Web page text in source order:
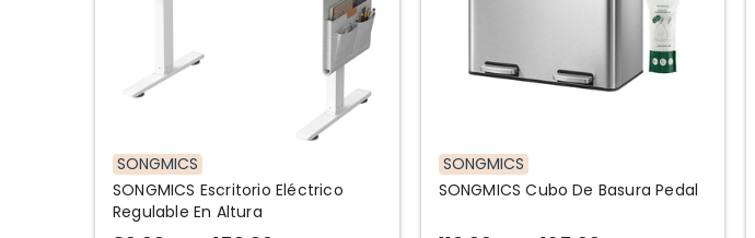
SONGMICS
SONGMICS Escritorio Eléctrico
Regulable En Altura
SONGMICS
SONGMICS Cubo De Basura Pedal